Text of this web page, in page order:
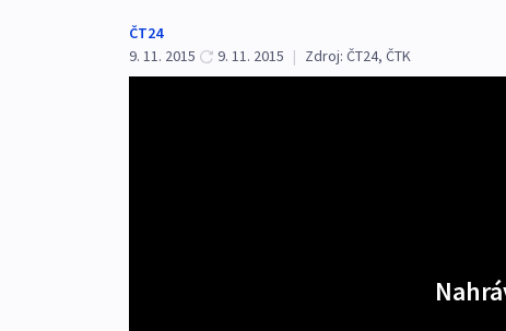
ČT24
9. 11. 2015
9. 11. 2015 | Zdroj: ČT24, ČTK